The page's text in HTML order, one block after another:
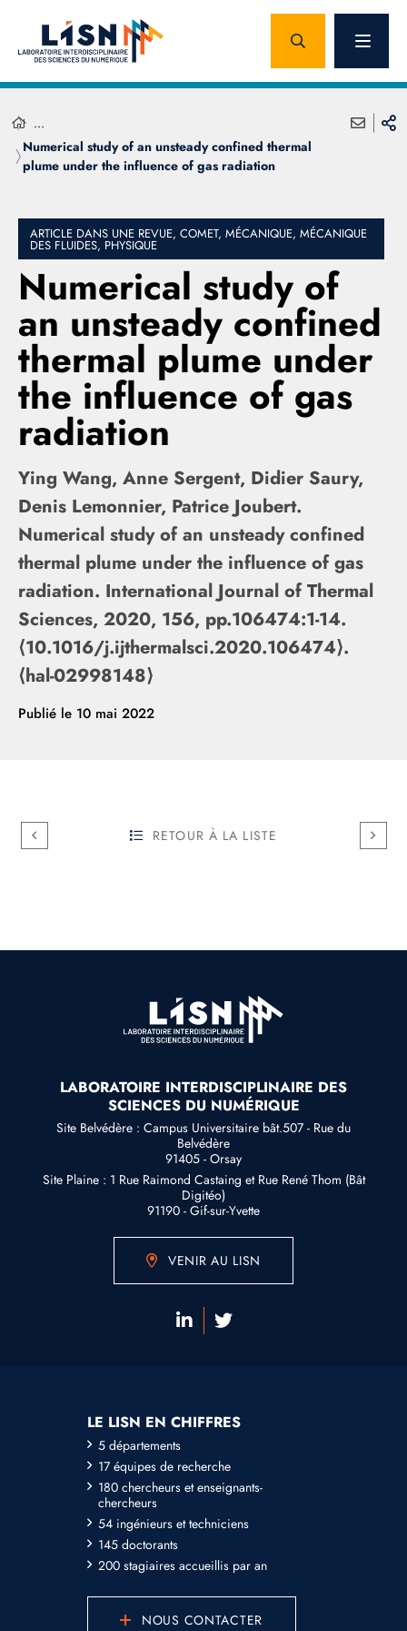
...
Numerical study of an unsteady confined thermal
plume under the influence of gas radiation
ARTICLE DANS UNE REVUE, COMET, MÉCANIQUE, MÉCANIQUE
DES FLUIDES, PHYSIQUE
Numerical study of
an unsteady confined
thermal plume under
the influence of gas
radiation
Ying Wang, Anne Sergent, Didier Saury,
Denis Lemonnier, Patrice Joubert.
Numerical study of an unsteady confined
thermal plume under the influence of gas
radiation. International Journal of Thermal
Sciences, 2020, 156, pp.106474:1-14.
⟨10.1016/j.ijthermalsci.2020.106474⟩.
⟨hal-02998148⟩
Publié le 10 mai 2022
RETOUR À LA LISTE
LABORATOIRE INTERDISCIPLINAIRE DES
SCIENCES DU NUMÉRIQUE
Site Belvédère : Campus Universitaire bât.507 - Rue du
Belvédère
91405 - Orsay
Site Plaine : 1 Rue Raimond Castaing et Rue René Thom (Bât
Digitéo)
91190 - Gif-sur-Yvette
VENIR AU LISN
LE LISN EN CHIFFRES
5 départements
17 équipes de recherche
180 chercheurs et enseignants-
chercheurs
54 ingénieurs et techniciens
145 doctorants
200 stagiaires accueillis par an
NOUS CONTACTER